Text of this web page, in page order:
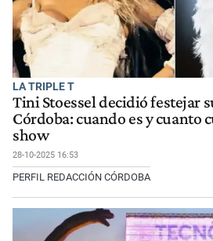
LA TRIPLE T
Tini Stoessel decidió festejar
Córdoba: cuando es y cuanto
show
28-10-2025 16:53
PERFIL REDACCIÓN CÓRDOBA